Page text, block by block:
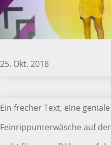
25. Okt. 2018
Ein frecher Text, eine
Feinrippunterwäsche auf